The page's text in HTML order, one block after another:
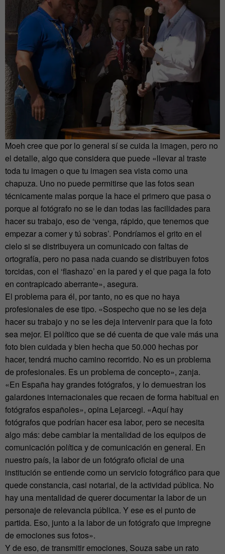
Moeh cree que por lo general sí se cuida la imagen, pero no
el detalle, algo que considera que puede «llevar al traste
toda tu imagen o que tu imagen sea vista como una
chapuza. Uno no puede permitirse que las fotos sean
técnicamente malas porque la hace el primero que pasa o
porque al fotógrafo no se le dan todas las facilidades para
hacer su trabajo, eso de ‘venga, rápido, que tenemos que
empezar a comer y tú sobras’. Pondríamos el grito en el
cielo si se distribuyera un comunicado con faltas de
ortografía, pero no pasa nada cuando se distribuyen fotos
torcidas, con el ‘flashazo’ en la pared y el que paga la foto
en contrapicado aberrante», asegura.
El problema para él, por tanto, no es que no haya
profesionales de ese tipo. «Sospecho que no se les deja
hacer su trabajo y no se les deja intervenir para que la foto
sea mejor. El político que se dé cuenta de que vale más una
foto bien cuidada y bien hecha que 50.000 hechas por
hacer, tendrá mucho camino recorrido. No es un problema
de profesionales. Es un problema de concepto», zanja.
«En España hay grandes fotógrafos, y lo demuestran los
galardones internacionales que recaen de forma habitual en
fotógrafos españoles», opina Lejarcegi. «Aquí hay
fotógrafos que podrían hacer esa labor, pero se necesita
algo más: debe cambiar la mentalidad de los equipos de
comunicación política y de comunicación en general. En
nuestro país, la labor de un fotógrafo oficial de una
institución se entiende como un servicio fotográfico para que
quede constancia, casi notarial, de la actividad pública. No
hay una mentalidad de querer documentar la labor de un
personaje de relevancia pública. Y ese es el punto de
partida. Eso, junto a la labor de un fotógrafo que impregne
de emociones sus fotos».
Y de eso, de transmitir emociones, Souza sabe un rato